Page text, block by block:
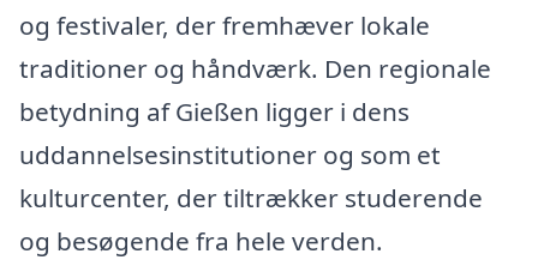
og festivaler, der fremhæver lokale
traditioner og håndværk. Den regionale
betydning af Gießen ligger i dens
uddannelsesinstitutioner og som et
kulturcenter, der tiltrækker studerende
og besøgende fra hele verden.